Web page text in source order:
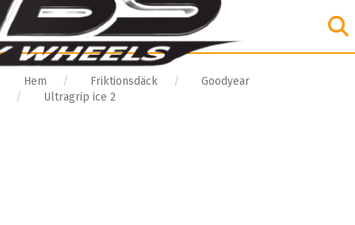
Hem Friktionsdäck
Goodyear
Ultragrip ice 2